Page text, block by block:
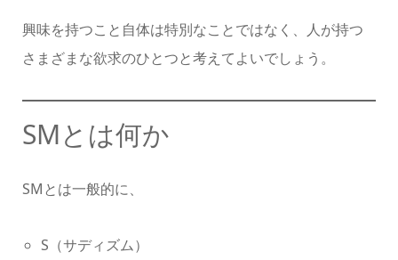
興味を持つこと自体は特別なことではなく、人が持つ
さまざまな欲求のひとつと考えてよいでしょう。
SMとは何か
SMとは一般的に、
S（サディズム）